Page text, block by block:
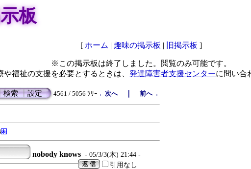
板
[ ホーム | 趣味の掲示板 | 旧掲示板 ]
※この掲示板は終了しました。閲覧のみ可能です。
福祉の支援を必要とするときは、 発達障害者支援センターに問い合
検索┃設定 4561 / 5056 ﾂﾘｰ ←次へ｜ 前へ→
nobody knows - 05/3/3(木) 21:44 -
引用なし